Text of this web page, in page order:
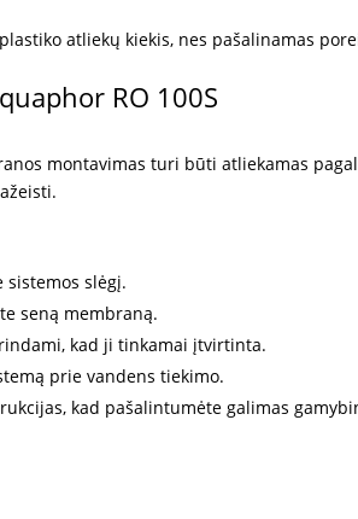
atliekų kiekis, nes pašalinamas
RO 100S
montavimas turi būti atliekamas
slėgį.
seną membraną.
kad ji tinkamai įtvirtinta.
prie vandens tiekimo.
kad pašalintumėte galimas